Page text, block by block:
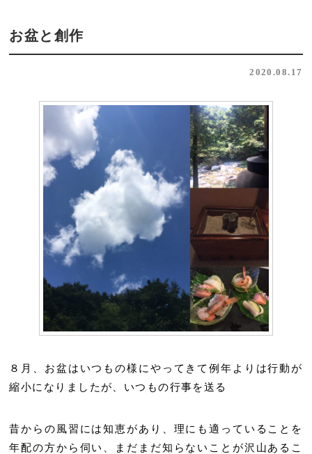
お盆と創作
2020.08.17
８月、お盆はいつもの様にやってきて例年よりは行動が
縮小になりましたが、いつもの行事を送る
昔からの風習には知恵があり、理にも適っていることを
年配の方から伺い、まだまだ知らないことが沢山あるこ